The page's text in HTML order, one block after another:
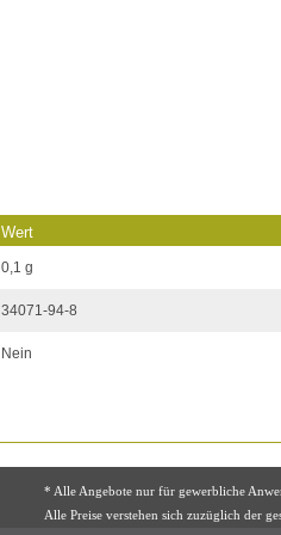
Wert
0,1 g
34071-94-8
Nein
* Alle Angebote nur für gewerbliche
Alle Preise verstehen sich zuzüglich der